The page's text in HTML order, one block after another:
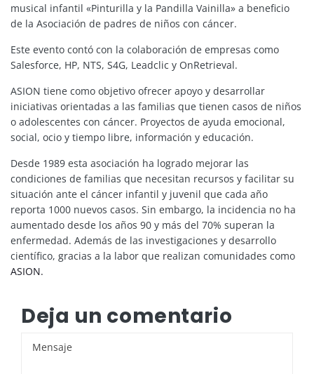
musical infantil «Pinturilla y la Pandilla Vainilla» a beneficio
de la Asociación de padres de niños con cáncer.
Este evento contó con la colaboración de empresas como
Salesforce, HP, NTS, S4G, Leadclic y OnRetrieval.
ASION tiene como objetivo ofrecer apoyo y desarrollar
iniciativas orientadas a las familias que tienen casos de niños
o adolescentes con cáncer. Proyectos de ayuda emocional,
social, ocio y tiempo libre, información y educación.
Desde 1989 esta asociación ha logrado mejorar las
condiciones de familias que necesitan recursos y facilitar su
situación ante el cáncer infantil y juvenil que cada año
reporta 1000 nuevos casos. Sin embargo, la incidencia no ha
aumentado desde los años 90 y más del 70% superan la
enfermedad. Además de las investigaciones y desarrollo
científico, gracias a la labor que realizan comunidades como
ASION.
Deja un comentario